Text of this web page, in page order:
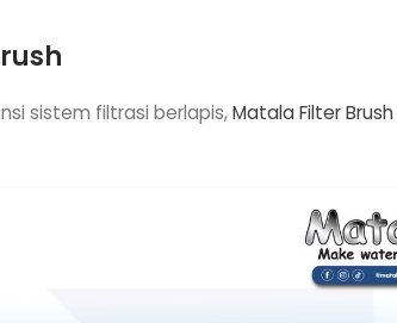
sistem filtrasi berlapis,Matala Filter Brush